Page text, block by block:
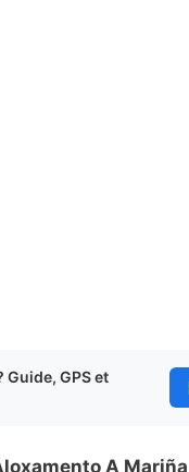
GPS et
A Mariña